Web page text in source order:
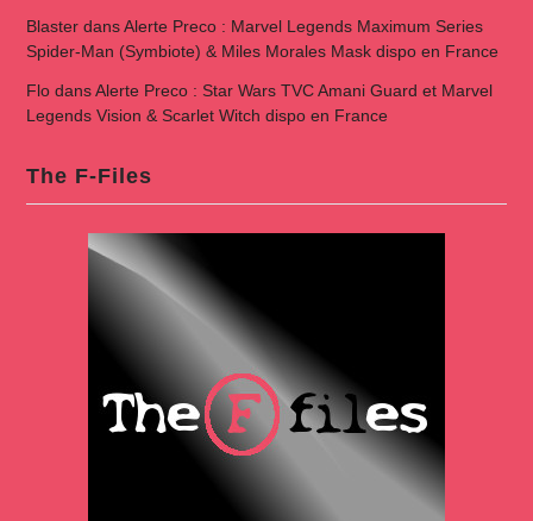
BlasterdansAlerte Preco : Marvel Legends Maximum Series
Spider-Man (Symbiote) & Miles Morales Mask dispo en France
FlodansAlerte Preco : Star Wars TVC Amani Guard et Marvel
Legends Vision & Scarlet Witch dispo en France
The F-Files